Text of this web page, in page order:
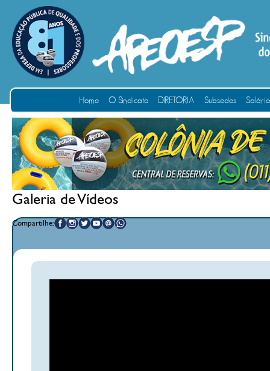
Home O Sindicato DIRETORIA Subsedes
Galeria de Vídeos
Compartilhe: